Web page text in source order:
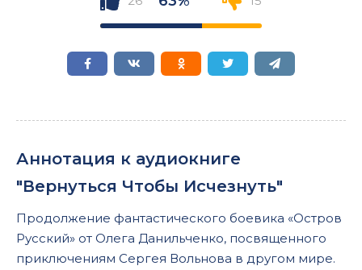
Аннотация к аудиокниге
"Вернуться Чтобы Исчезнуть"
Продолжение фантастического боевика «Остров
Русский» от Олега Данильченко, посвященного
приключениям Сергея Вольнова в другом мире.